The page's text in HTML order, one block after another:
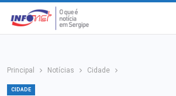
Principal Notícias Cidade
CIDADE